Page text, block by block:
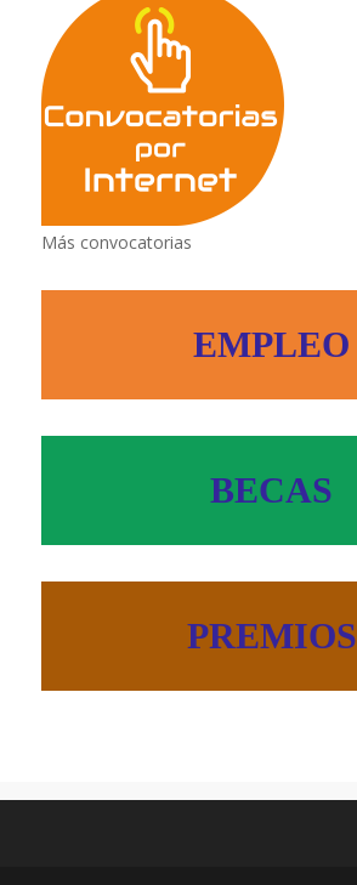
Más convocatorias
EMPLEO
BECAS
PREMIOS